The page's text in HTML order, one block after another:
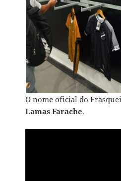
O nome oficial do
Lamas Farache.